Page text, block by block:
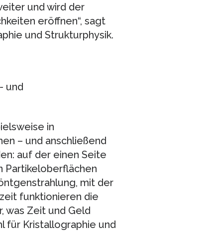
und wird der
eröffnen“, sagt
und Strukturphysik.
und
in
– und anschließend
auf der einen Seite
Partikeloberflächen
mit der
funktionieren die
was Zeit und Geld
für Kristallographie und